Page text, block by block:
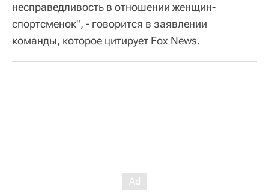
несправедливость в отношении женщин-
спортсменок", - говорится в заявлении
команды, которое цитирует Fox News.